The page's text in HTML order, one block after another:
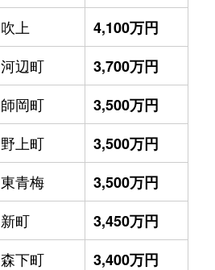
吹上
4,100万円
河辺町
3,700万円
師岡町
3,500万円
野上町
3,500万円
東青梅
3,500万円
新町
3,450万円
森下町 3,400万円